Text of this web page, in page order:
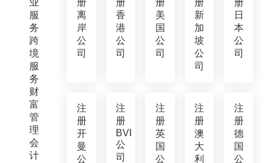
业
服
务
跨
境
服
务
财
富
管
理
会
计
册
离
岸
公
司
册
香
港
公
司
册
美
国
公
司
册
新
加
坡
公
司
册
日
本
公
司
注
册
开
曼
公
注
册
BVI
公
司
注
册
英
国
公
注
册
澳
大
利
注
册
德
国
公